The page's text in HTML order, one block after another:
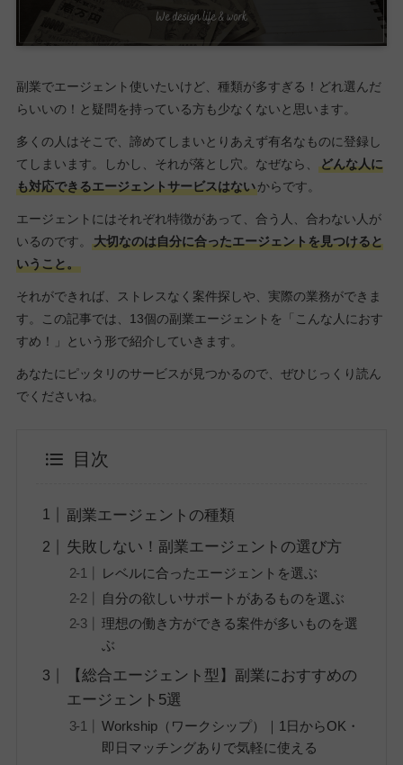
副業でエージェント使いたいけど、種類が多すぎる！どれ選んだ
らいいの！と疑問を持っている方も少なくないと思います。
多くの人はそこで、諦めてしまいとりあえず有名なものに登録し
てしまいます。しかし、それが落とし穴。なぜなら、
どんな人に
も対応できるエージェントサービスはないからです。
エージェントにはそれぞれ特徴があって、合う人、合わない人が
いるのです。
大切なのは自分に合ったエージェントを見つけると
いうこと。
それができれば、ストレスなく案件探しや、実際の業務ができま
す。この記事では、13個の副業エージェントを「こんな人におす
すめ！」という形で紹介していきます。
あなたにピッタリのサービスが見つかるので、ぜひじっくり読ん
でくださいね。
目次
副業エージェントの種類
失敗しない！副業エージェントの選び方
レベルに合ったエージェントを選ぶ
自分の欲しいサポートがあるものを選ぶ
理想の働き方ができる案件が多いものを選
ぶ
【総合エージェント型】副業におすすめの
エージェント5選
Workship（ワークシップ）｜1日からOK・
即日マッチングありで気軽に使える